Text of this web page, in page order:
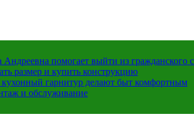
Андреевна помогает выйти из гражданского
размер и купить конструкцию
гарнитур делают быт комфортным
и обслуживание